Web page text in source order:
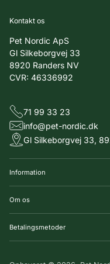
Kontakt os
Pet Nordic ApS
Gl Silkeborgvej 33
8920 Randers NV
CVR: 46336992
71 99 33 23
info@pet-nordic.dk
Gl Silkeborgvej 33,
Information
Om os
Betalingsmetoder